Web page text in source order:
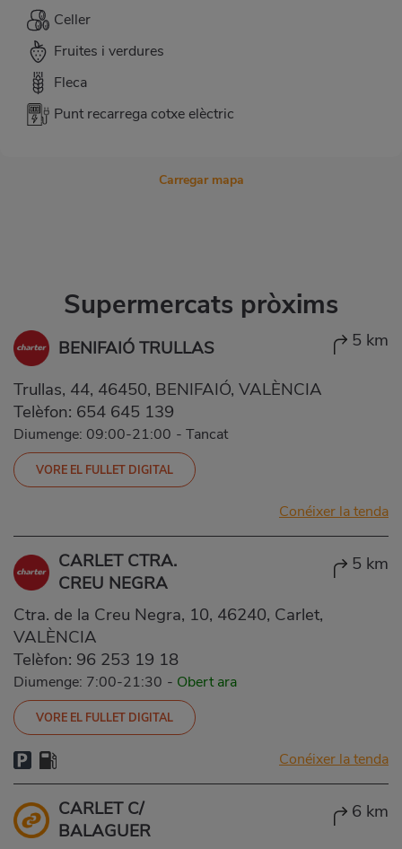
Celler
Fruites i verdures
Fleca
Punt recarrega cotxe elèctric
Carregar mapa
Supermercats pròxims
BENIFAIÓ TRULLAS 5 km
Trullas, 44, 46450, BENIFAIÓ, VALÈNCIA
Telèfon: 654 645 139
Diumenge: 09:00-21:00 - Tancat
VORE EL FULLET DIGITAL
Conéixer la tenda
CARLET CTRA.
CREU NEGRA
5 km
Ctra. de la Creu Negra, 10, 46240, Carlet,
VALÈNCIA
Telèfon: 96 253 19 18
Diumenge: 7:00-21:30 - Obert ara
VORE EL FULLET DIGITAL
Conéixer la tenda
CARLET C/
BALAGUER
6 km